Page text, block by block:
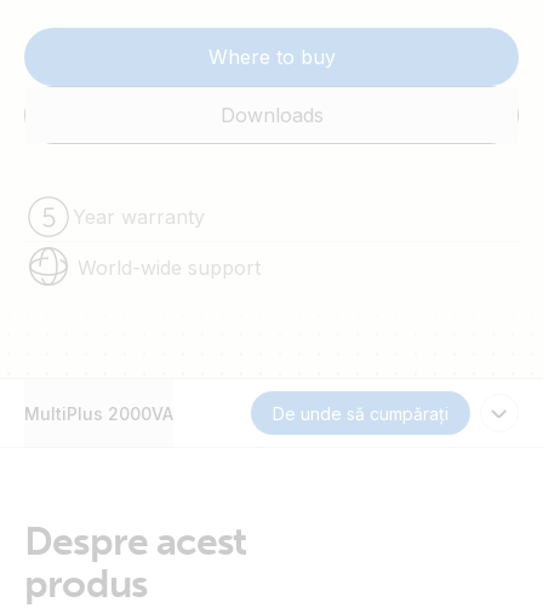
Where to buy
Downloads
Year warranty
World-wide support
MultiPlus 2000VA De unde să cumpărați
Despre acest
produs